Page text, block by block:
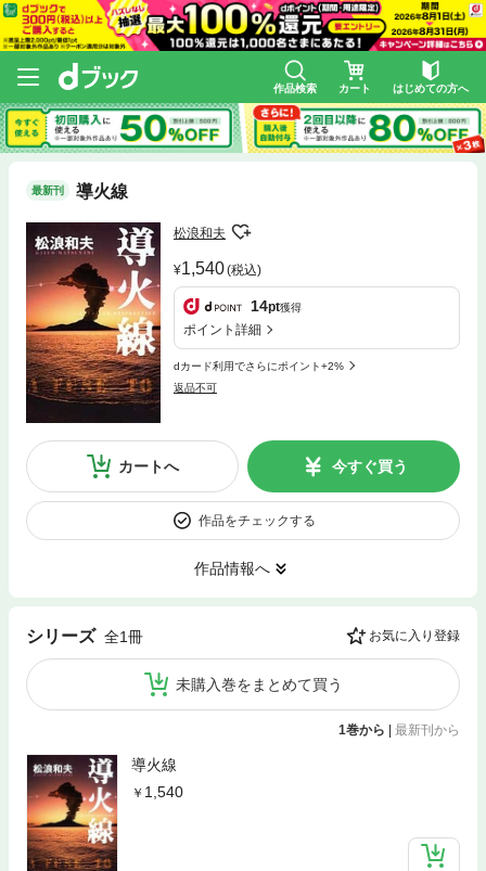
作品検索 カート はじめての方へ
最新刊 導火線
松浪和夫
1,540(税込)
14pt獲得
ポイント詳細
dカード利用でさらにポイント+2%
返品不可
カートへ 今すぐ買う
作品をチェックする
作品情報へ
シリーズ 全1冊 お気に入り登録
未購入巻をまとめて買う
1巻から | 最新刊から
導火線
1,540